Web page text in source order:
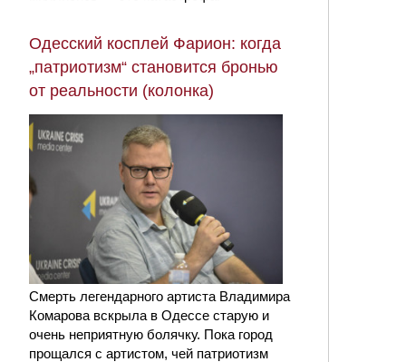
Одесский косплей Фарион: когда
„патриотизм“ становится бронью
от реальности (колонка)
Смерть легендарного артиста Владимира
Комарова вскрыла в Одессе старую и
очень неприятную болячку. Пока город
прощался с артистом, чей патриотизм